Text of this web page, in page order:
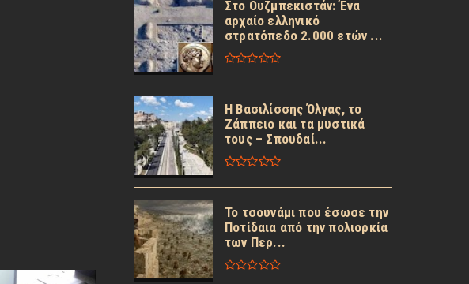
Στο Ουζμπεκιστάν: Ένα
αρχαίο ελληνικό
στρατόπεδο 2.000 ετών ...
Η Βασιλίσσης Όλγας, το
Ζάππειο και τα μυστικά
τους – Σπουδαί...
Το τσουνάμι που έσωσε την
Ποτίδαια από την πολιορκία
των Περ...